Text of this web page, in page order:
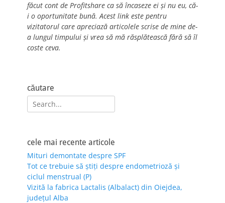
făcut cont de Profitshare ca să încaseze ei și nu eu, că-
i o oportunitate bună. Acest link este pentru
vizitatorul care apreciază articolele scrise de mine de-
a lungul timpului și vrea să mă răsplătească fără să îl
coste ceva.
căutare
Search
for:
cele mai recente articole
Mituri demontate despre SPF
Tot ce trebuie să știți despre endometrioză și
ciclul menstrual (P)
Vizită la fabrica Lactalis (Albalact) din Oiejdea,
județul Alba